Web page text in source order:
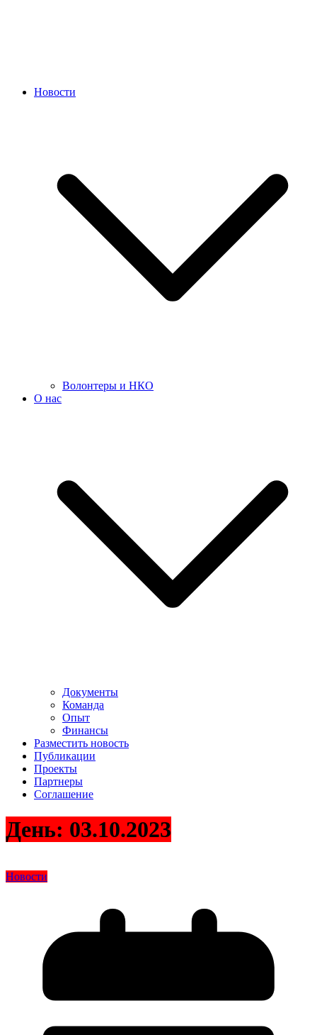
Новости
Волонтеры и НКО
О нас
Документы
Команда
Опыт
Финансы
Разместить новость
Публикации
Проекты
Партнеры
Соглашение
День: 03.10.2023
Новости